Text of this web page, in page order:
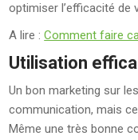
optimiser l’efficacité de
A lire :Comment faire
Utilisation
Un bon marketing sur
communication, mais
Même une très bonne